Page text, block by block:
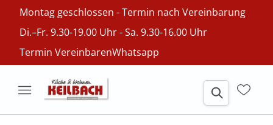
Montag geschlossen - Termin nach Vereinbarung
Di.–Fr. 9.30-19.00 Uhr - Sa. 9.30-16.00 Uhr
Termin VereinbarenWhatsapp